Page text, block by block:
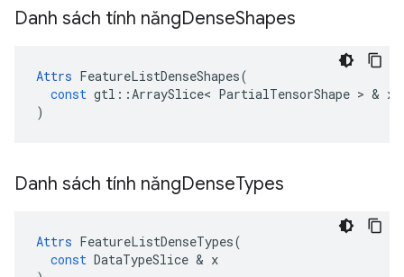
Danh sách tính năngDenseShapes
Attrs FeatureListDenseShapes(
const gtl ::ArraySlice< PartialTensorShape > & x
)
Danh sách tính năngDenseTypes
Attrs FeatureListDenseTypes(
const DataTypeSlice & x